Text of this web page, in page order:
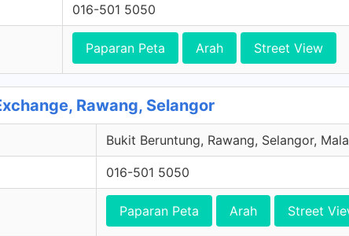
016-501 5050
Paparan Peta Arah Street View
Rawang, Selangor
Bukit Beruntung, Rawang, Selangor,
016-501 5050
Paparan Peta Arah Street